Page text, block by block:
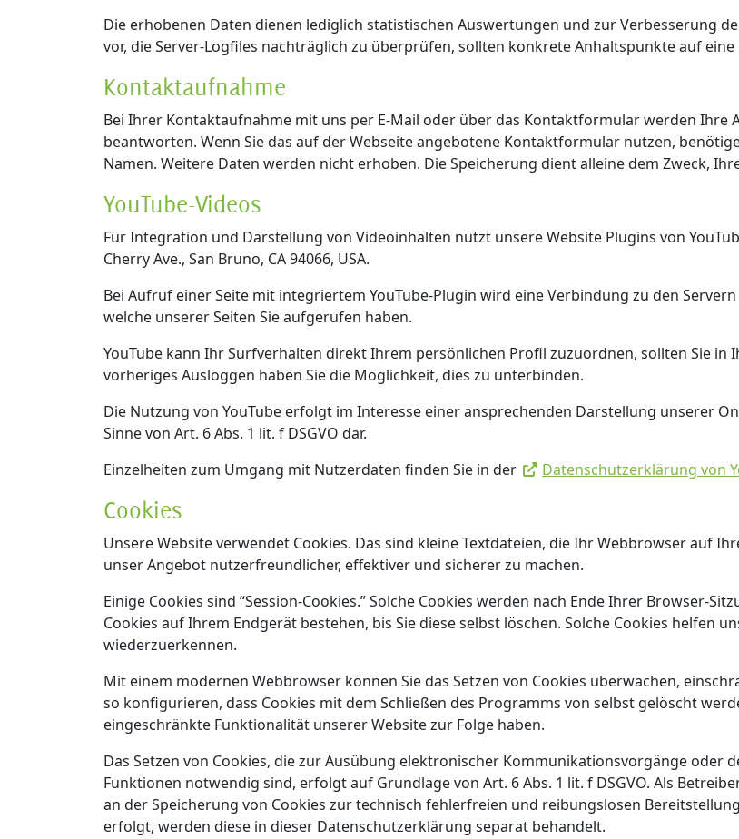
Die erhobenen Daten dienen lediglich statistischen Auswertungen und zur Verbesserung
vor, die Server-Logfiles nachträglich zu überprüfen, sollten konkrete Anhaltspunkte auf
Kontaktaufnahme
Bei Ihrer Kontaktaufnahme mit uns per E-Mail oder über das Kontaktformular werden Ihre
beantworten. Wenn Sie das auf der Webseite angebotene Kontaktformular nutzen,
Namen. Weitere Daten werden nicht erhoben. Die Speicherung dient alleine dem Zweck,
YouTube-Videos
Für Integration und Darstellung von Videoinhalten nutzt unsere Website Plugins von
Cherry Ave., San Bruno, CA 94066, USA.
Bei Aufruf einer Seite mit integriertem YouTube-Plugin wird eine Verbindung zu den
welche unserer Seiten Sie aufgerufen haben.
YouTube kann Ihr Surfverhalten direkt Ihrem persönlichen Profil zuzuordnen, sollten Sie in
vorheriges Ausloggen haben Sie die Möglichkeit, dies zu unterbinden.
Die Nutzung von YouTube erfolgt im Interesse einer ansprechenden Darstellung unserer
Sinne von Art. 6 Abs. 1 lit. f DSGVO dar.
Einzelheiten zum Umgang mit Nutzerdaten finden Sie in der
Datenschutzerklärung von
Cookies
Unsere Website verwendet Cookies. Das sind kleine Textdateien, die Ihr Webbrowser auf
unser Angebot nutzerfreundlicher, effektiver und sicherer zu machen.
Einige Cookies sind “Session-Cookies.” Solche Cookies werden nach Ende Ihrer Browser-
Cookies auf Ihrem Endgerät bestehen, bis Sie diese selbst löschen. Solche Cookies helfen
wiederzuerkennen.
Mit einem modernen Webbrowser können Sie das Setzen von Cookies überwachen,
so konfigurieren, dass Cookies mit dem Schließen des Programms von selbst gelöscht
eingeschränkte Funktionalität unserer Website zur Folge haben.
Das Setzen von Cookies, die zur Ausübung elektronischer Kommunikationsvorgänge
Funktionen notwendig sind, erfolgt auf Grundlage von Art. 6 Abs. 1 lit. f DSGVO. Als
an der Speicherung von Cookies zur technisch fehlerfreien und reibungslosen
erfolgt, werden diese in dieser Datenschutzerklärung separat behandelt.